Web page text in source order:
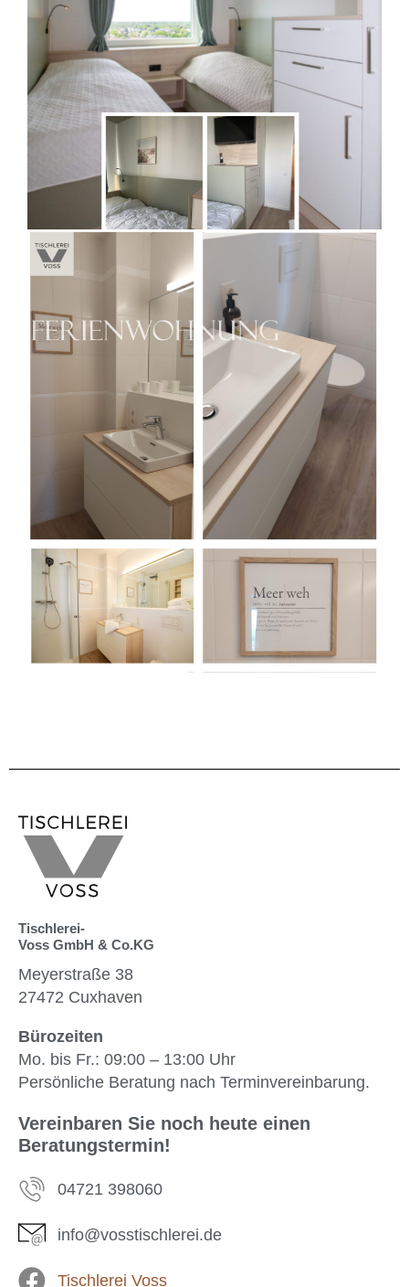
Tischlerei-
Voss GmbH & Co.KG
Meyerstraße 38
27472 Cuxhaven
Bürozeiten
Mo. bis Fr.: 09:00 – 13:00 Uhr
Persönliche Beratung nach Terminvereinbarung.
Vereinbaren Sie noch heute einen
Beratungstermin!
04721 398060
info@vosstischlerei.de
Tischlerei Voss